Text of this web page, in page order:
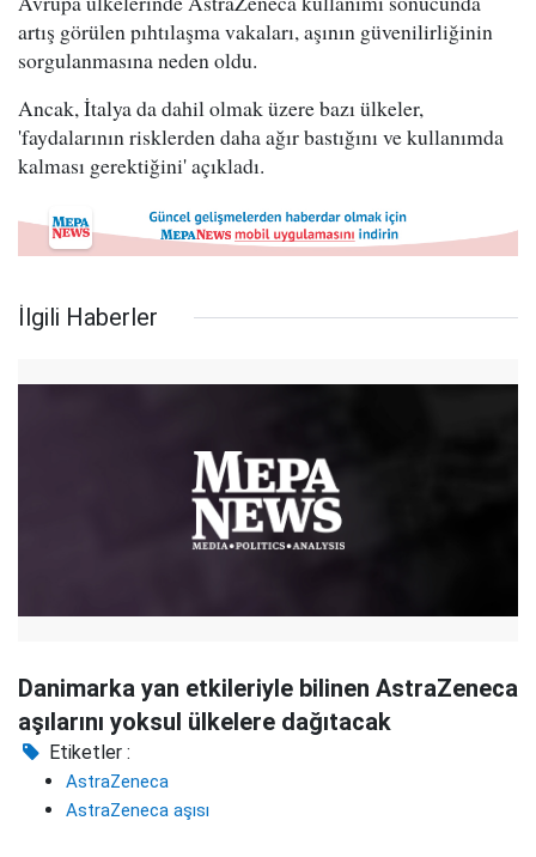
artış görülen pıhtılaşma vakaları, aşının güvenilirliğinin
sorgulanmasına neden oldu.
Ancak, İtalya da dahil olmak üzere bazı ülkeler,
'faydalarının risklerden daha ağır bastığını ve kullanımda
kalması gerektiğini' açıkladı.
İlgili Haberler
Danimarka yan etkileriyle bilinen AstraZeneca
aşılarını yoksul ülkelere dağıtacak
Etiketler :
AstraZeneca
AstraZeneca aşısı